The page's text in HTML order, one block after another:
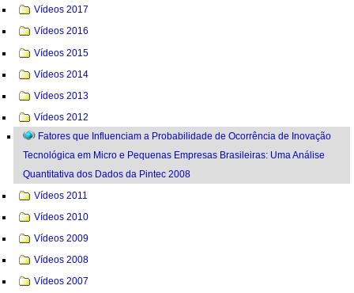
Vídeos 2017
Vídeos 2016
Vídeos 2015
Vídeos 2014
Vídeos 2013
Vídeos 2012
Fatores que Influenciam a Probabilidade de Ocorrência de Inovação
Tecnológica em Micro e Pequenas Empresas Brasileiras: Uma Análise
Quantitativa dos Dados da Pintec 2008
Vídeos 2011
Vídeos 2010
Vídeos 2009
Vídeos 2008
Vídeos 2007